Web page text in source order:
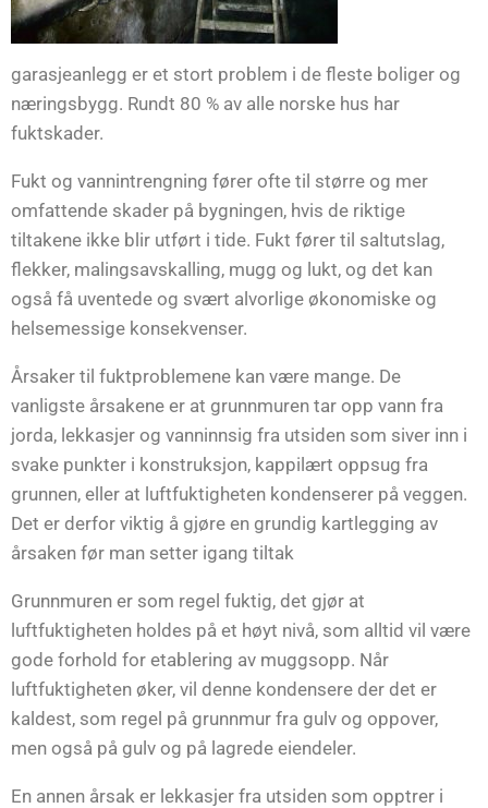
garasjeanlegg er et stort problem i de fleste boliger og
næringsbygg. Rundt 80 % av alle norske hus har
fuktskader.
Fukt og vannintrengning fører ofte til større og mer
omfattende skader på bygningen, hvis de riktige
tiltakene ikke blir utført i tide. Fukt fører til saltutslag,
flekker, malingsavskalling, mugg og lukt, og det kan
også få uventede og svært alvorlige økonomiske og
helsemessige konsekvenser.
Årsaker til fuktproblemene kan være mange. De
vanligste årsakene er at grunnmuren tar opp vann fra
jorda, lekkasjer og vanninnsig fra utsiden som siver inn i
svake punkter i konstruksjon, kappilært oppsug fra
grunnen, eller at luftfuktigheten kondenserer på veggen.
Det er derfor viktig å gjøre en grundig kartlegging av
årsaken før man setter igang tiltak
Grunnmuren er som regel fuktig, det gjør at
luftfuktigheten holdes på et høyt nivå, som alltid vil være
gode forhold for etablering av muggsopp. Når
luftfuktigheten øker, vil denne kondensere der det er
kaldest, som regel på grunnmur fra gulv og oppover,
men også på gulv og på lagrede eiendeler.
En annen årsak er lekkasjer fra utsiden som opptrer i